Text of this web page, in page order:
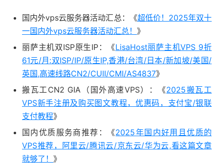
国内外vps云服务器活动汇总：《超低价！2025年双十
一国内外vps云服务器活动汇总！ 》
丽萨主机双ISP原生IP：《LisaHost丽萨主机VPS 9折
61元/月:双ISP/IP/原生IP,香港/台湾/日本/新加坡/美国/
英国,高速线路CN2/CUII/CMI/AS4837》
搬瓦工CN2 GIA（国外高速VPS）：《2025搬瓦工
VPS新手注册及购买图文教程，优惠码，支付宝/银联
支付教程》
国内优质服务商推荐：《2025年国内好用且优质的
VPS推荐，阿里云/腾讯云/京东云/华为云,看这篇文章
就够了！ 》